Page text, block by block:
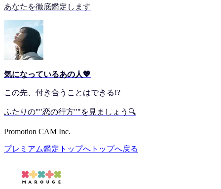
あなたを徹底鑑定します
気になっているあの人💖
この先、付き合うことはできる!?
ふたりの""恋の行方""を見ましょう🔍
Promotion CAM Inc.
プレミアム鑑定トップへ トップへ戻る